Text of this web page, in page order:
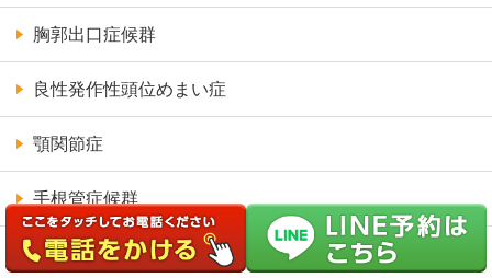
胸郭出口症候群
良性発作性頭位めまい症
顎関節症
手根管症候群
頸椎症